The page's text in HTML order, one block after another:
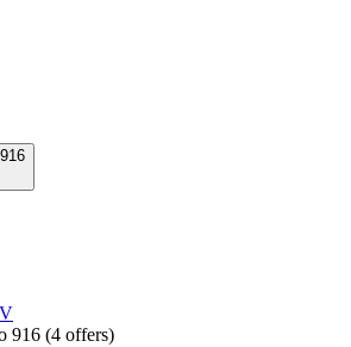
916 (4 offers)